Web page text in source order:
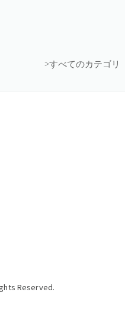
>すべてのカテゴリ
Reserved.